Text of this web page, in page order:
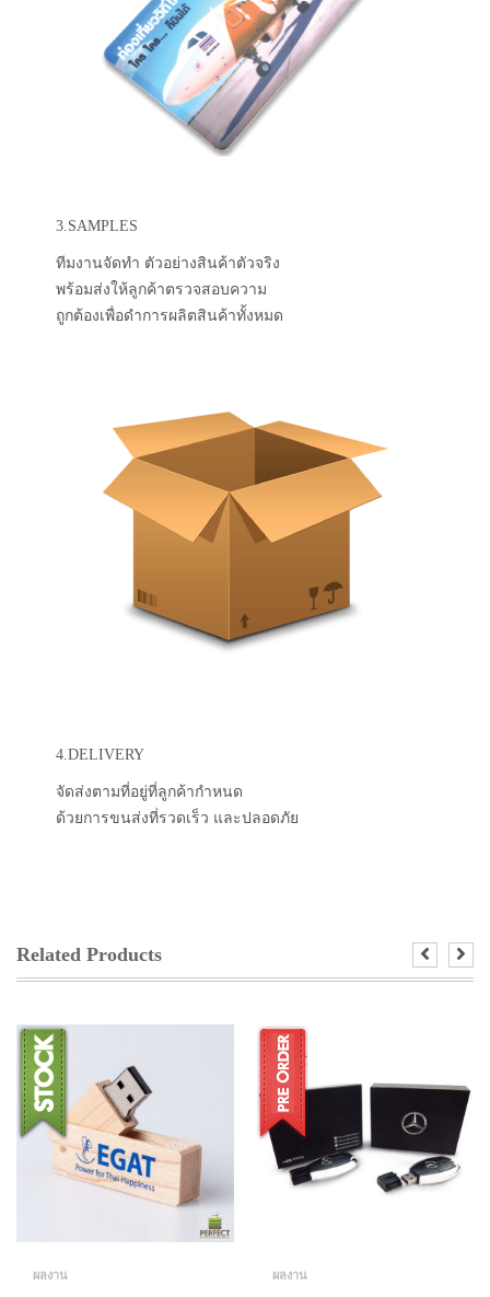
3.SAMPLES
ทีมงานจัดทำ ตัวอย่างสินค้าตัวจริง
พร้อมส่งให้ลูกค้าตรวจสอบความ
ถูกต้องเพื่อดำการผลิตสินค้าทั้งหมด
4.DELIVERY
จัดส่งตามที่อยู่ที่ลูกค้ากำหนด
ด้วยการขนส่งที่รวดเร็ว และปลอดภัย
Related Products
ผลงาน ผลงาน